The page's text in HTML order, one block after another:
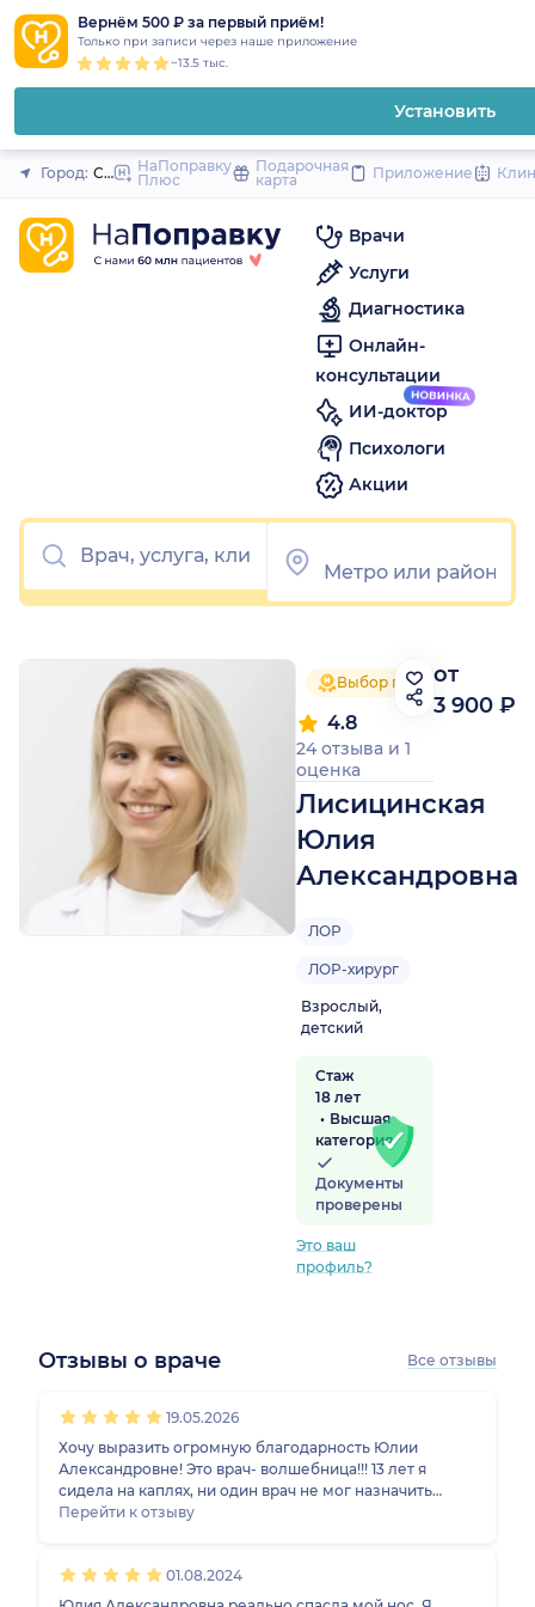
Вернём 500 ₽ за первый приём!
Только при записи через наше приложение
~13.5 тыс.
Установить
Закрыть
Город: Санкт-Петербург
НаПоправку
Плюс
Подарочная
карта
Приложение
Врачи
Услуги
Диагностика
Онлайн-
консультации
ИИ-доктор
Психологи
Акции
Выбор пациентов 2025
Лисицинская
Юлия
Александровна
4.8
24 отзыва и 1
оценка
ЛОР
ЛОР-хирург
Взрослый,
детский
Стаж
18 лет
Высшая
категория
Документы
проверены
Это ваш
профиль?
от
3 900 ₽
Отзывы о враче Все отзывы
19.05.2026
Хочу выразить огромную благодарность Юлии
Александровне! Это врач- волшебница!!! 13 лет я
сидела на каплях, ни один врач не мог назначить
нужного лечения, очень жаль, что не нашла раньше
вазотомия. Юлия Александровна очень внимательная
, переживала вместе со мной , мне было нелегко , тк
Перейти к отзыву
01.08.2024